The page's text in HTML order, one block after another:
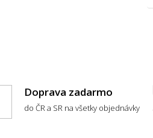
Doprava zadarmo
do ČR a SR na všetky objednávky